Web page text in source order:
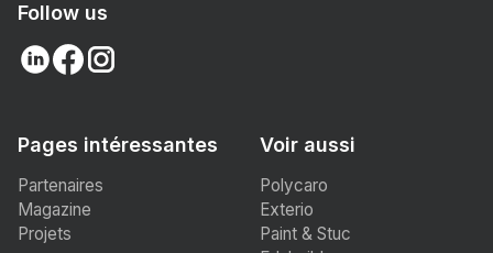
Follow us
Pages intéressantes
Partenaires
Magazine
Projets
Voir aussi
Polycaro
Exterio
Paint & Stuc